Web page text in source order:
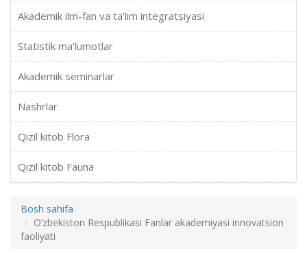
Akademik ilm-fan va ta'lim integratsiyasi
Statistik ma'lumotlar
Akademik seminarlar
Nashrlar
Qizil kitob Flora
Qizil kitob Fauna
Bosh sahifa
O’zbekiston Respublikasi Fanlar akademiyasi innovatsion
faoliyati